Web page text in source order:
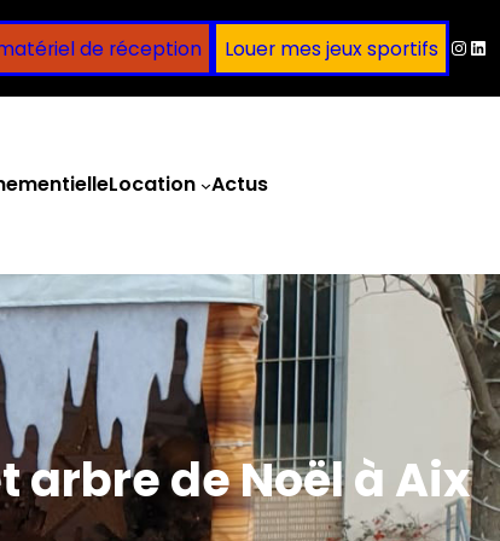
de réception Louer mes jeux sportifs
Location Actus
arbre de Noël à Aix